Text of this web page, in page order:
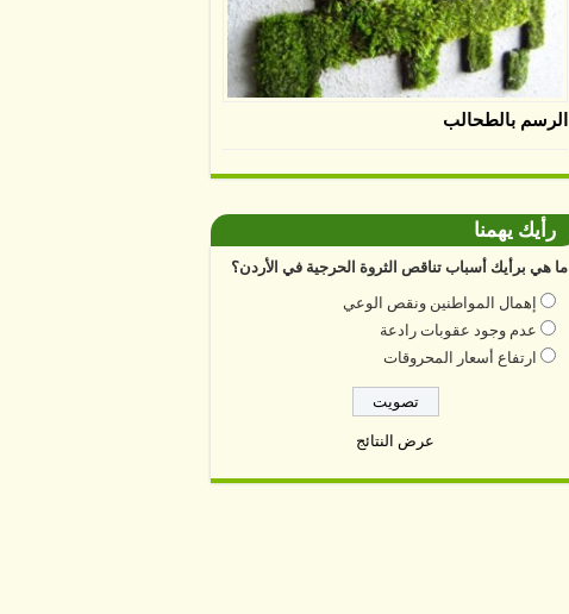
الرسم بالطحالب
رأيك يهمنا
ما هي برأيك أسباب تناقص الثروة الحرجية في الأردن؟
إهمال المواطنين ونقص الوعي
عدم وجود عقوبات رادعة
ارتفاع أسعار المحروقات
عرض النتائج